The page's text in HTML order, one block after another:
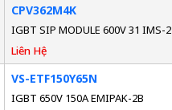
CPV362M4K
IGBT SIP MODULE 600V 31 IMS-2
Liên Hệ
VS-ETF150Y65N
IGBT 650V 150A EMIPAK-2B